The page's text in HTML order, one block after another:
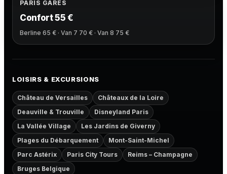
PARIS GARES
Confort 55 €
Berline 65 € · Van 7 70 € · Van 8 75 €
LOISIRS & EXCURSIONS
Château de Versailles
Châteaux de la Loire
Deauville & Trouville
Disneyland Paris
La Vallée Village
Les Jardins de Giverny
Plages du Débarquement
Mont-Saint-Michel
Parc Astérix
Paris City Tours
Reims – Champagne
Bruges Belgique